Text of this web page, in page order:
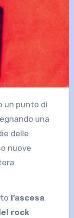
un punto di
una
delle
nuove
l’ascesa
rock